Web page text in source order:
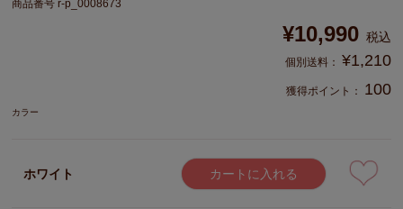
商品番号 r-p_0008673
¥10,990 税込
¥1,210
獲得ポイント： 100
カラー
ホワイト カートに入れる